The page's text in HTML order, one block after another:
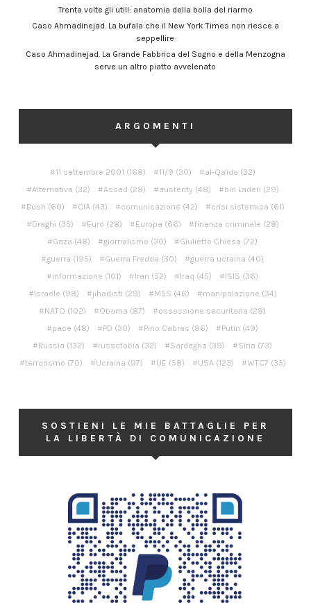
Trenta volte gli utili: anatomia della bolla del riarmo
Caso Ahmadinejad. La bufala che il New York Times non riesce a
seppellire
Caso Ahmadinejad. La Grande Fabbrica del Sogno e della Menzogna
serve un altro piatto avvelenato
ARGOMENTI
11 settembre 2001 (168) 11/9 (30) al-Qa'ida (32)
Alternativa (32) Assad (28) austerity (48) bin Laden (29)
Bush (60) CIA (43) comunicazione (42) crisi sistemica (61)
Draghi (35) Euro (28) Europa (66) finanza criminale (28)
Gaza (48) giornalismo (30) Giulietto Chiesa (72)
guerra (195) Guerra Fredda (30) guerra ucraina (40)
informazione (101) Iran (52) Iraq (45) ISIS (36)
Israele (98) jihadisti (29) M5S (46) manipolazione (34)
NATO (102) Obama (87) ossessione securitaria (28)
pace (48) PD (30) Pino Cabras (86) Putin (49)
Russia (132) russofobia (32) Sardegna (39) Siria (73)
terrorismo (70) Ucraina (97) UE (58) USA (123) WTC7 (35)
SOSTIENI LE MIE BATTAGLIE PER
LA LIBERTÀ DI COMUNICAZIONE